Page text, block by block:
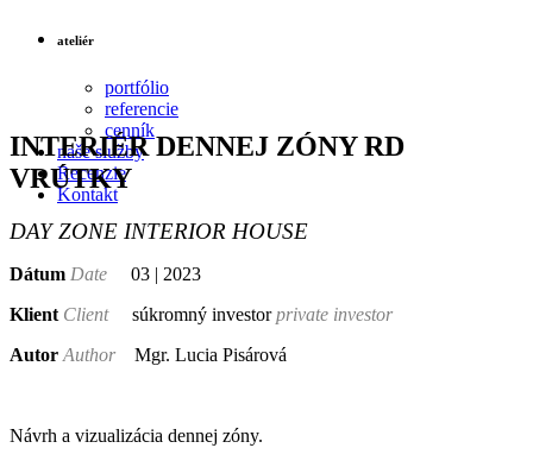
ateliér
portfólio
referencie
cenník
naše služby
Recenzie
Kontakt
INTERIÉR DENNEJ ZÓNY RD
VRÚTKY
DAY ZONE INTERIOR HOUSE
Dátum Date 03 | 2023
Klient Client súkromný investorprivate investor
Autor Author Mgr. Lucia Pisárová
Návrh a vizualizácia dennej zóny.